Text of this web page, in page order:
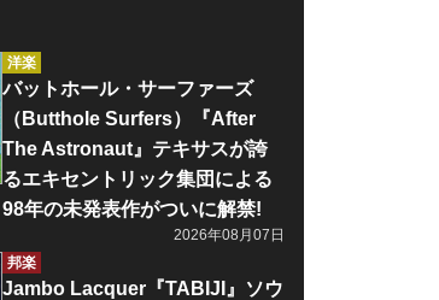
洋楽
バットホール・サーファーズ
（Butthole Surfers）『After
The Astronaut』テキサスが誇
るエキセントリック集団による
98年の未発表作がついに解禁!
2026年08月07日
邦楽
Jambo Lacquer『TABIJI』ソウ